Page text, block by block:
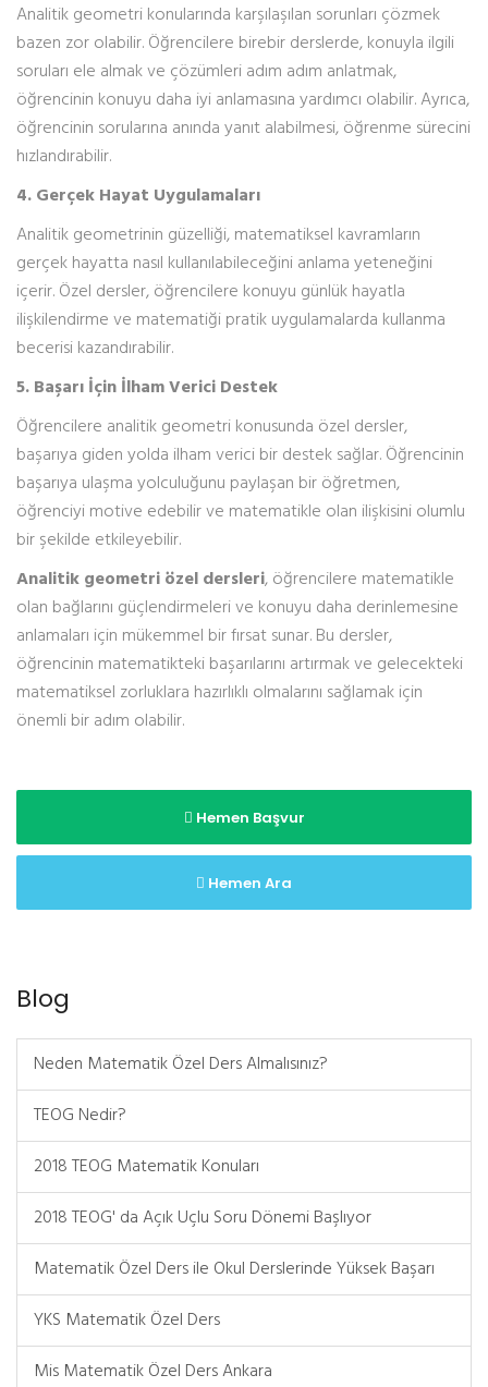
Analitik geometri konularında karşılaşılan sorunları çözmek
bazen zor olabilir. Öğrencilere birebir derslerde, konuyla ilgili
soruları ele almak ve çözümleri adım adım anlatmak,
öğrencinin konuyu daha iyi anlamasına yardımcı olabilir. Ayrıca,
öğrencinin sorularına anında yanıt alabilmesi, öğrenme sürecini
hızlandırabilir.
4. Gerçek Hayat Uygulamaları
Analitik geometrinin güzelliği, matematiksel kavramların
gerçek hayatta nasıl kullanılabileceğini anlama yeteneğini
içerir. Özel dersler, öğrencilere konuyu günlük hayatla
ilişkilendirme ve matematiği pratik uygulamalarda kullanma
becerisi kazandırabilir.
5. Başarı İçin İlham Verici Destek
Öğrencilere analitik geometri konusunda özel dersler,
başarıya giden yolda ilham verici bir destek sağlar. Öğrencinin
başarıya ulaşma yolculuğunu paylaşan bir öğretmen,
öğrenciyi motive edebilir ve matematikle olan ilişkisini olumlu
bir şekilde etkileyebilir.
Analitik geometri özel dersleri, öğrencilere matematikle
olan bağlarını güçlendirmeleri ve konuyu daha derinlemesine
anlamaları için mükemmel bir fırsat sunar. Bu dersler,
öğrencinin matematikteki başarılarını artırmak ve gelecekteki
matematiksel zorluklara hazırlıklı olmalarını sağlamak için
önemli bir adım olabilir.
Hemen Başvur
Hemen Ara
Blog
Neden Matematik Özel Ders Almalısınız?
TEOG Nedir?
2018 TEOG Matematik Konuları
2018 TEOG' da Açık Uçlu Soru Dönemi Başlıyor
Matematik Özel Ders ile Okul Derslerinde Yüksek Başarı
YKS Matematik Özel Ders
Mis Matematik Özel Ders Ankara